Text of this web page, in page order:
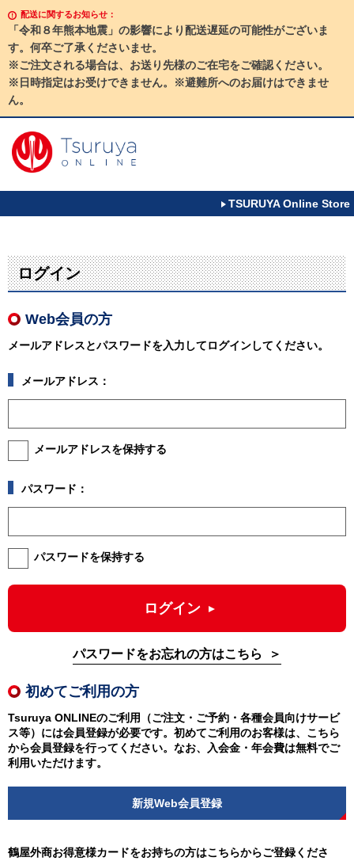
配送に関するお知らせ：
「令和８年熊本地震」の影響により配送遅延の可能性がございま
す。何卒ご了承くださいませ。
※ご注文される場合は、お送り先様のご在宅をご確認ください。
※日時指定はお受けできません。※避難所へのお届けはできませ
ん。
TSURUYA Online Store
ログイン
Web会員の方
メールアドレスとパスワードを入力してログインしてください。
メールアドレス：
メールアドレスを保持する
パスワード：
パスワードを保持する
ログイン
パスワードをお忘れの方はこちら
初めてご利用の方
Tsuruya ONLINEのご利用（ご注文・ご予約・各種会員向けサービ
ス等）には会員登録が必要です。初めてご利用のお客様は、こちら
から会員登録を行ってください。なお、入会金・年会費は無料でご
利用いただけます。
新規Web会員登録
鶴屋外商お得意様カードをお持ちの方はこちらからご登録くださ